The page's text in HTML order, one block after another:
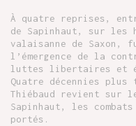
À quatre reprises,
de Sapinhaut, sur les
valaisanne de Saxon,
l’émergence de la
luttes libertaires et
Quatre décennies
Thiébaud revient sur
Sapinhaut, les
portés.